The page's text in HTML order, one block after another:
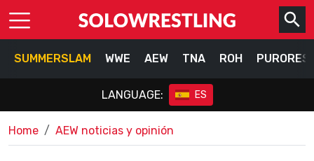
SUMMERSLAM WWE AEW TNA ROH
LANGUAGE: ES
Home AEW noticias y opinión